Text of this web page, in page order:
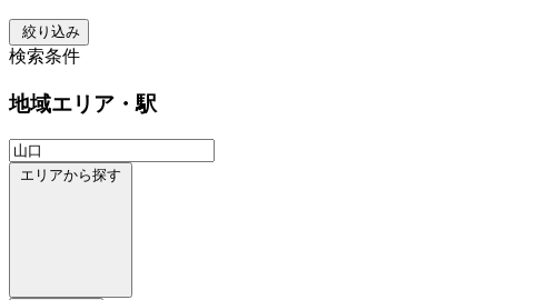
絞り込み
検索条件
地域エリア・駅
エリアから探す